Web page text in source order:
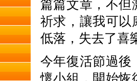
篇篇文章，不但
祈求，讓我可以
低落，失去了喜
今年復活節過後
懷小組，開始恢